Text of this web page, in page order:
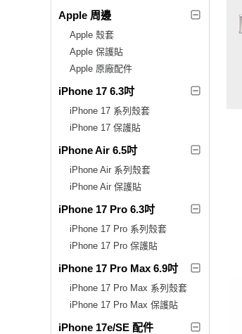
Apple 周邊
Apple 殼套
Apple 保護貼
Apple 原廠配件
iPhone 17 6.3吋
iPhone 17 系列殼套
iPhone 17 保護貼
iPhone Air 6.5吋
iPhone Air 系列殼套
iPhone Air 保護貼
iPhone 17 Pro 6.3吋
iPhone 17 Pro 系列殼套
iPhone 17 Pro 保護貼
iPhone 17 Pro Max 6.9吋
iPhone 17 Pro Max 系列殼套
iPhone 17 Pro Max 保護貼
iPhone 17e/SE 配件